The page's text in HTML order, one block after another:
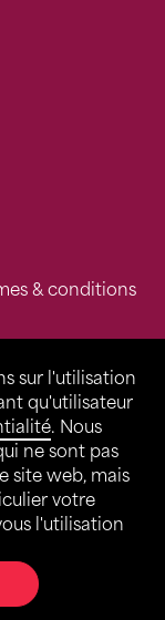
sur l'utilisation
qu'utilisateur
. Nous
ne sont pas
site web, mais
votre
l'utilisation
& conditions